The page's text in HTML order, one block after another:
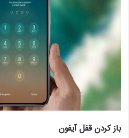
باز کردن قفل آیفون